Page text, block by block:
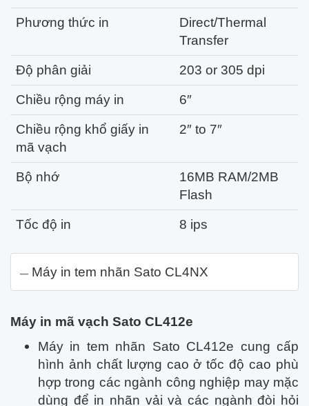
Phương thức in
Direct/Thermal
Transfer
Độ phân giải 203 or 305 dpi
Chiều rộng máy in 6″
Chiều rộng khổ giấy in
mã vạch
2″ to 7″
Bộ nhớ
16MB RAM/2MB
Flash
Tốc độ in 8 ips
Máy in tem nhãn Sato CL4NX
Máy in mã vạch Sato CL412e
Máy in tem nhãn Sato CL412e cung cấp
hình ảnh chất lượng cao ở tốc độ cao phù
hợp trong các ngành công nghiệp may mặc
dùng để in nhãn vải và các ngành đòi hỏi